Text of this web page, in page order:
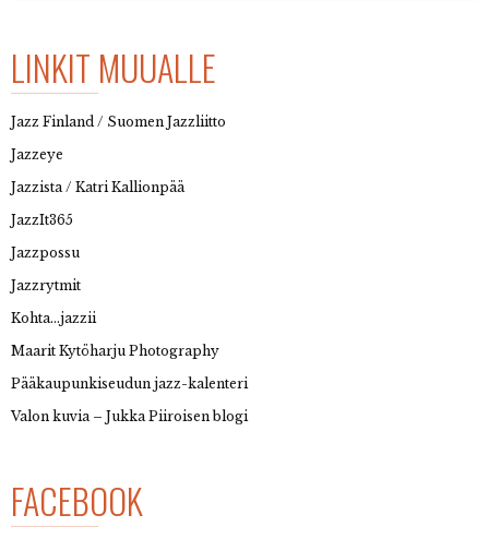
LINKIT MUUALLE
Jazz Finland / Suomen Jazzliitto
Jazzeye
Jazzista / Katri Kallionpää
JazzIt365
Jazzpossu
Jazzrytmit
Kohta…jazzii
Maarit Kytöharju Photography
Pääkaupunkiseudun jazz-kalenteri
Valon kuvia – Jukka Piiroisen blogi
FACEBOOK